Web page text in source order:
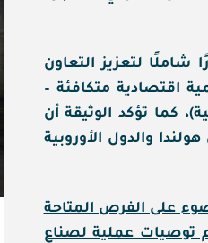
شاملًا لتعزيز التعاون
اقتصادية متكافئة –
كما تؤكد الوثيقة أن
والدول الأوروبية
على الفرص المتاحة
توصيات عملية لصناع